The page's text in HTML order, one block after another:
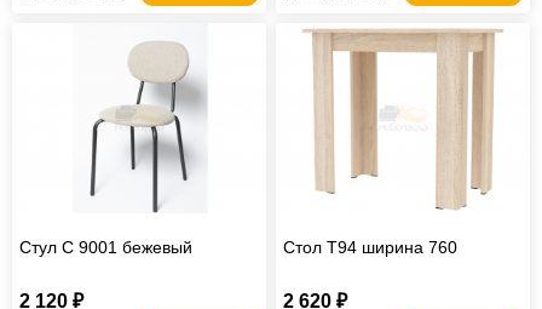
Стул С 9001 бежевый
2 120 ₽
Стол T94 ширина 760
2 620 ₽